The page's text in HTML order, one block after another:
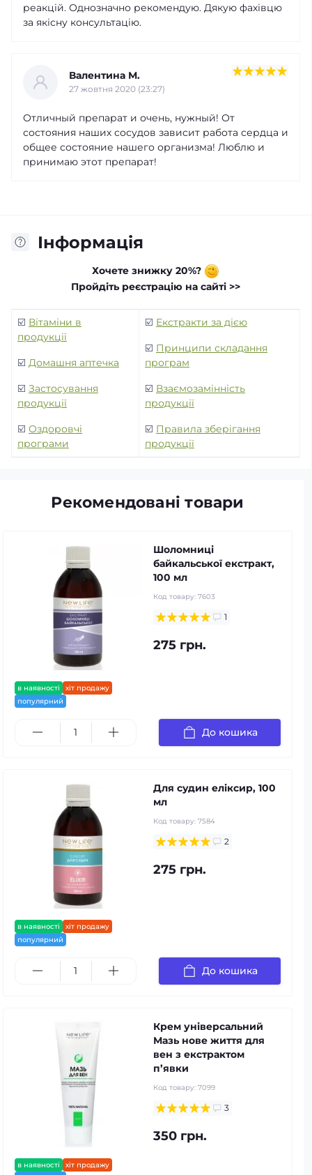
реакцій. Однозначно рекомендую. Дякую фахівцю
за якісну консультацію.
Валентина М.
27 жовтня 2020 (23:27)
Отличный препарат и очень, нужный! От
состояния наших сосудов зависит работа сердца и
общее состояние нашего организма! Люблю и
принимаю этот препарат!
Інформація
Хочете знижку 20%?
Пройдіть реєстрацію на сайті >>
☑️ Вітаміни в
продукції
☑️ Домашня аптечка
☑️ Застосування
продукції
☑️ Оздоровчі
програми
☑️ Екстракти за дією
☑️ Принципи складання
програм
☑️ Взаємозамінність
продукції
☑️ Правила зберігання
продукції
Рекомендовані товари
в наявності
хіт продажу
популярний
Шоломниці
байкальської екстракт,
100 мл
Код товару: 7603
1
275 грн.
До кошика
в наявності
хіт продажу
популярний
Для судин еліксир, 100
мл
Код товару: 7584
2
275 грн.
До кошика
в наявності
хіт продажу
Крем універсальний
Мазь нове життя для
вен з екстрактом
п’явки
Код товару: 7099
3
350 грн.